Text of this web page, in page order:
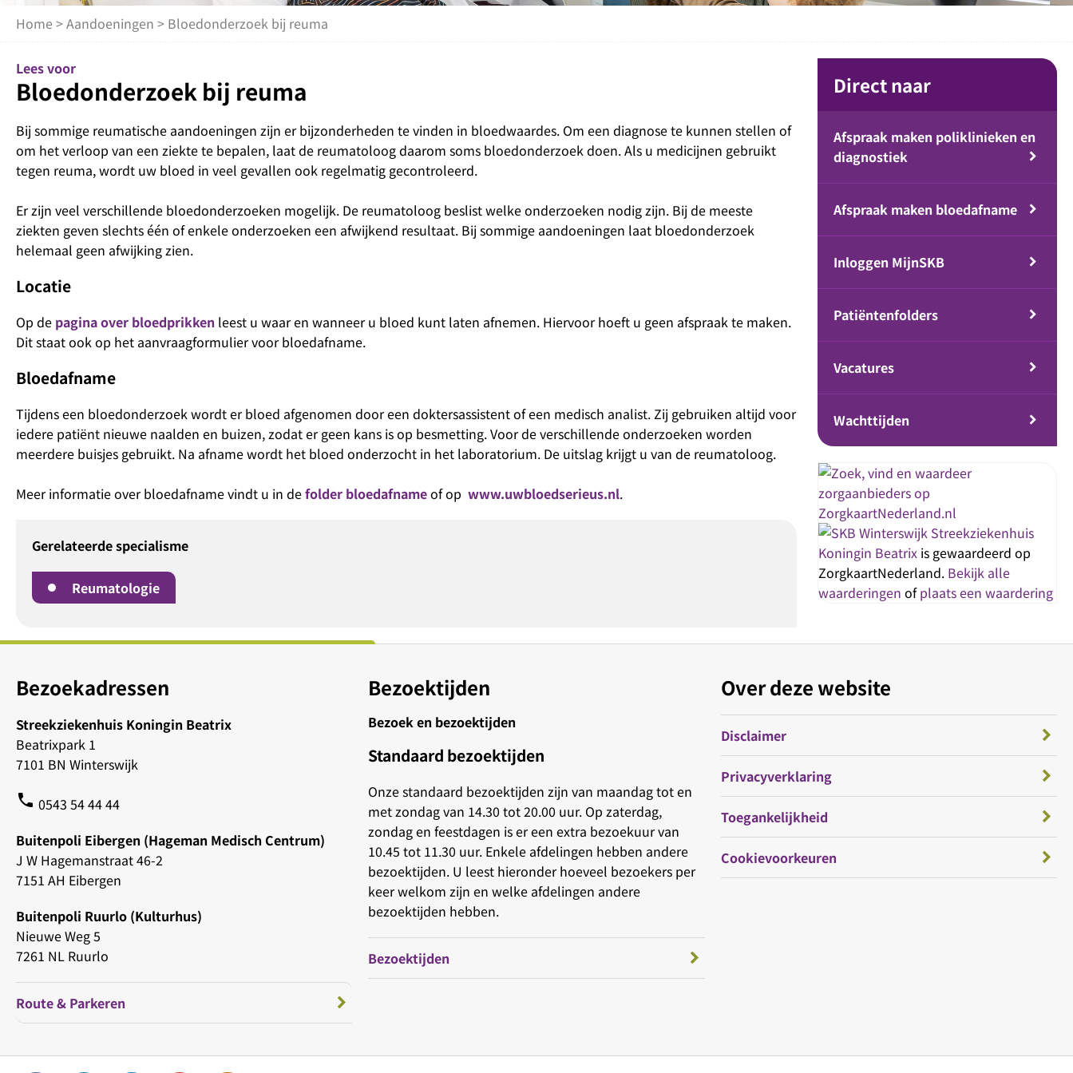
Home >Aandoeningen > Bloedonderzoek bij reuma
Lees voor
Bloedonderzoek bij reuma
Bij sommige reumatische aandoeningen zijn er bijzonderheden te vinden in bloedwaardes. Om een diagnose te kunnen stellen of
om het verloop van een ziekte te bepalen, laat de reumatoloog daarom soms bloedonderzoek doen. Als u medicijnen gebruikt
tegen reuma, wordt uw bloed in veel gevallen ook regelmatig gecontroleerd.
Er zijn veel verschillende bloedonderzoeken mogelijk. De reumatoloog beslist welke onderzoeken nodig zijn. Bij de meeste
ziekten geven slechts één of enkele onderzoeken een afwijkend resultaat. Bij sommige aandoeningen laat bloedonderzoek
helemaal geen afwijking zien.
Locatie
Op de pagina over bloedprikken leest u waar en wanneer u bloed kunt laten afnemen. Hiervoor hoeft u geen afspraak te maken.
Dit staat ook op het aanvraagformulier voor bloedafname.
Bloedafname
Tijdens een bloedonderzoek wordt er bloed afgenomen door een doktersassistent of een medisch analist. Zij gebruiken altijd voor
iedere patiënt nieuwe naalden en buizen, zodat er geen kans is op besmetting. Voor de verschillende onderzoeken worden
meerdere buisjes gebruikt. Na afname wordt het bloed onderzocht in het laboratorium. De uitslag krijgt u van de reumatoloog.
Meer informatie over bloedafname vindt u in defolder bloedafnameof op www.uwbloedserieus.nl.
Gerelateerde specialisme
Reumatologie
Direct naar
Afspraak maken poliklinieken en
diagnostiek
Afspraak maken bloedafname
Inloggen MijnSKB
Patiëntenfolders
Vacatures
Wachttijden
Streekziekenhuis
Koningin Beatrix is gewaardeerd op
ZorgkaartNederland. Bekijk alle
waarderingen ofplaats een waardering
Bezoekadressen
Streekziekenhuis Koningin Beatrix
Beatrixpark 1
7101 BN Winterswijk
phone 0543 54 44 44
Buitenpoli Eibergen (Hageman Medisch Centrum)
J W Hagemanstraat 46-2
7151 AH Eibergen
Buitenpoli Ruurlo (Kulturhus)
Nieuwe Weg 5
7261 NL Ruurlo
Route & Parkeren
Bezoektijden
Bezoek en bezoektijden
Standaard bezoektijden
Onze standaard bezoektijden zijn van maandag tot en
met zondag van 14.30 tot 20.00 uur. Op zaterdag,
zondag en feestdagen is er een extra bezoekuur van
10.45 tot 11.30 uur. Enkele afdelingen hebben andere
bezoektijden. U leest hieronder hoeveel bezoekers per
keer welkom zijn en welke afdelingen andere
bezoektijden hebben.
Bezoektijden
Over deze website
Disclaimer
Privacyverklaring
Toegankelijkheid
Cookievoorkeuren